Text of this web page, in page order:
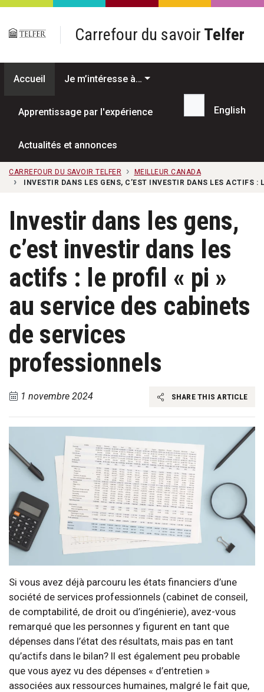
Passer au contenu principal
Carrefour du savoir Telfer
Accueil Je m’intéresse à…
Apprentissage par l'expérience
Actualités et annonces
Recherche...
English
CARREFOUR DU SAVOIR TELFER
MEILLEUR CANADA
INVESTIR DANS LES GENS, C’EST INVESTIR DANS LES ACTIFS
Investir dans les gens,
c’est investir dans les
actifs : le profil « pi »
au service des cabinets
de services
professionnels
1 novembre 2024 SHARE THIS ARTICLE
Si vous avez déjà parcouru les états financiers d’une
société de services professionnels (cabinet de conseil,
de comptabilité, de droit ou d’ingénierie), avez-vous
remarqué que les personnes y figurent en tant que
dépenses dans l’état des résultats, mais pas en tant
qu’actifs dans le bilan? Il est également peu probable
que vous ayez vu des dépenses « d’entretien »
associées aux ressources humaines, malgré le fait que,